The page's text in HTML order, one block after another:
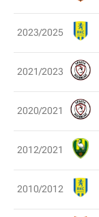
2023/2025
2021/2023
2020/2021
2012/2021
2010/2012